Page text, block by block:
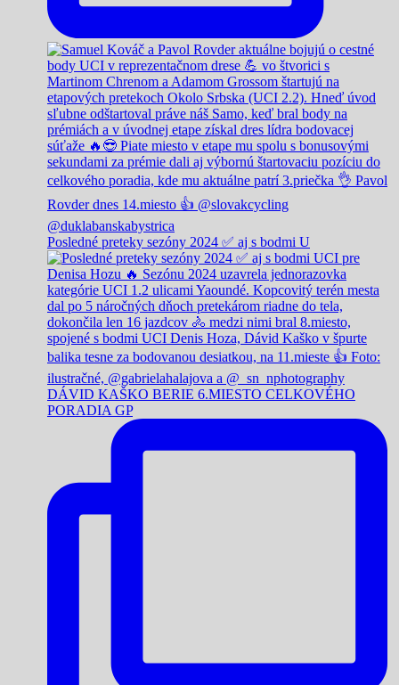
Posledné preteky sezóny 2024 ✅️ aj s bodmi U
DÁVID KAŠKO BERIE 6.MIESTO CELKOVÉHO
PORADIA GP